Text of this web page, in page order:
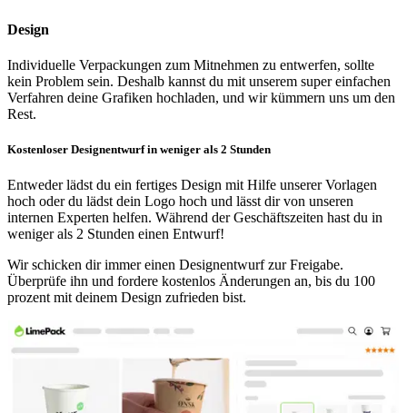
Unsere personalisierten Servietten sind die perfekte Kombination
aus Premiumqualität und Erschwinglichkeit. Mit Großbestellungen
ab nur 12.000 Stück
können Sie Ihr Lager problemlos auffüllen,
ohne Ihr Budget zu sprengen. Passen Sie Ihre Servietten an, um die
Persönlichkeit Ihrer Marke widerzuspiegeln, und verpassen Sie nie
eine Gelegenheit, sich abzuheben.
Unternehmen ist. Deshalb werden unsere Servietten schnell geliefert
einfach, und es stellt sicher, dass Ihre Kunden immer die beste
Erfahrung machen.
Erhältlich in verschiedenen Größen und Faltungen bieten unsere
mit bis zu 2 Pantone-Farben. Egal, ob Sie auffällige Drucke oder
dezente Eleganz bevorzugen, wir gestalten diese Servietten so, dass
Ihre Marke bei jeder Verwendung im Mittelpunkt steht.
Stilvolle und nachhaltige personalisierte
Unsere personalisierten Servietten verbessern nicht nur die
Design
Individuelle Verpackungen zum Mitnehmen zu entwerfen, sollte
kein Problem sein. Deshalb kannst du mit unserem super einfachen
Verfahren deine Grafiken hochladen, und wir kümmern uns um den
Rest.
Kostenloser Designentwurf in weniger als 2 Stunden
Entweder lädst du ein fertiges Design mit Hilfe unserer Vorlagen
hoch oder du lädst dein Logo hoch und lässt dir von unseren
internen Experten helfen. Während der Geschäftszeiten hast du in
weniger als 2 Stunden einen Entwurf!
Wir schicken dir immer einen Designentwurf zur Freigabe.
Überprüfe ihn und fordere kostenlos Änderungen an, bis du 100
prozent mit deinem Design zufrieden bist.